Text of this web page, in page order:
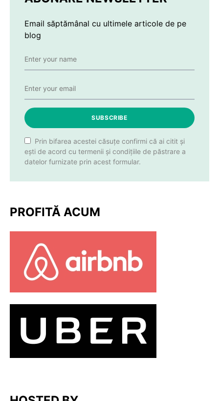
Email săptămânal cu ultimele articole de pe
blog
SUBSCRIBE
Prin bifarea acestei căsuțe confirmi că ai citit și
ești de acord cu termenii și condițiile de păstrare a
datelor furnizate prin acest formular.
PROFITĂ ACUM